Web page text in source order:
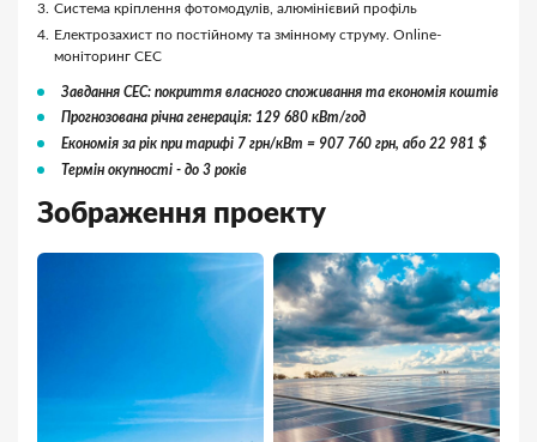
Система кріплення фотомодулів, алюмінієвий профіль
Електрозахист по постійному та змінному струму. Online-
моніторинг СЕС
Завдання СЕС: покриття власного споживання та економія коштів
Прогнозована річна генерація: 129 680 кВт/год
Економія за рік при тарифі 7 грн/кВт = 907 760 грн, або 22 981 $
Термін окупності - до 3 років
Зображення проекту